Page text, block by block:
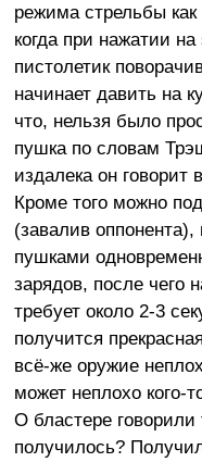
режима стрельбы как
когда при нажатии
пистолетик
начинает давить на
что, нельзя было
пушка по словам
издалека он говорит
Кроме того можно
(завалив
пушками
зарядов, после чего
требует около 2-3
получится
всё-же оружие
может неплохо кого-
О бластере
получилось?